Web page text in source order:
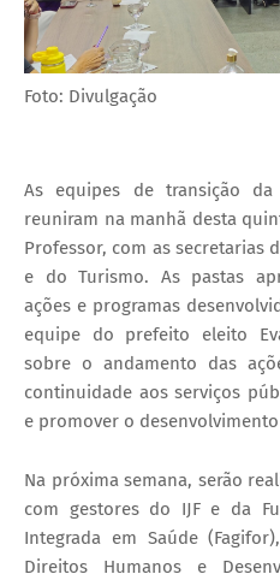
Foto: Divulgação
As equipes de transição
reuniram na manhã desta
Professor, com as secretarias
e do Turismo. As pastas
ações e programas
equipe do prefeito eleito
sobre o andamento das
continuidade aos serviços
e promover o
Na próxima semana, serão
com gestores do IJF e da
Integrada em Saúde
Direitos Humanos e